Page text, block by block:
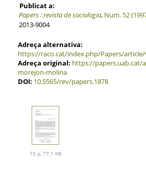
Publicat a:
Papers : revista de sociologia, Num. 52
2013-9004
Adreça alternativa:
https://raco.cat/index.php/Papers/article/
Adreça original: https://papers.uab.cat/
morejon-molina
DOI: 10.5565/rev/papers.1878
15 p, 77.1 KB